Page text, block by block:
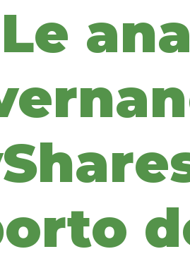
Le